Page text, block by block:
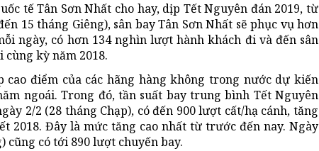
tế Tân Sơn Nhất cho hay, dịp Tết Nguyên đán 2019, từ
15 tháng Giêng), sân bay Tân Sơn Nhất sẽ phục vụ hơn
ngày, có hơn 134 nghìn lượt hành khách đi và đến sân
cùng kỳ năm 2018.
cao điểm của các hãng hàng không trong nước dự kiến
ngoái. Trong đó, tần suất bay trung bình Tết Nguyên
2/2 (28 tháng Chạp), có đến 900 lượt cất/hạ cánh, tăng
2018. Đây là mức tăng cao nhất từ trước đến nay. Ngày
cũng có tới 890 lượt chuyến bay.